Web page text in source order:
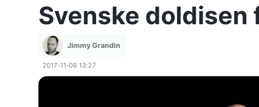
Svenske doldisen
Jimmy Grandin
2017-11-08 13:27